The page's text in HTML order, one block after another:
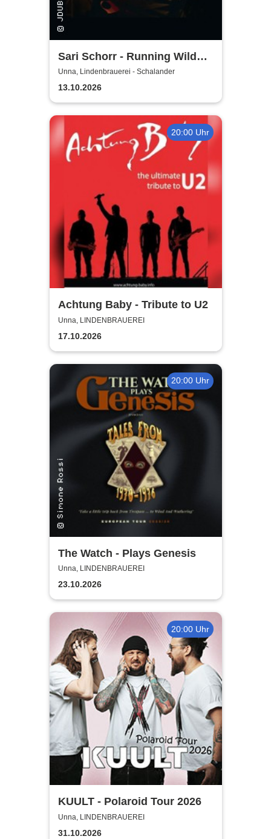
Sari Schorr - Running Wild
Tour 2026
Unna, Lindenbrauerei - Schalander
13.10.2026
20:00 Uhr
Achtung Baby - Tribute to U2
Unna, LINDENBRAUEREI
17.10.2026
20:00 Uhr
The Watch - Plays Genesis
Unna, LINDENBRAUEREI
23.10.2026
20:00 Uhr
KUULT - Polaroid Tour 2026
Unna, LINDENBRAUEREI
31.10.2026